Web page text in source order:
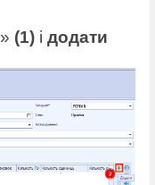
» (1) і додати